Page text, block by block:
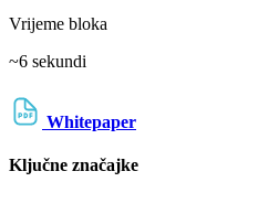
Vrijeme bloka
~6 sekundi
Whitepaper
Ključne značajke